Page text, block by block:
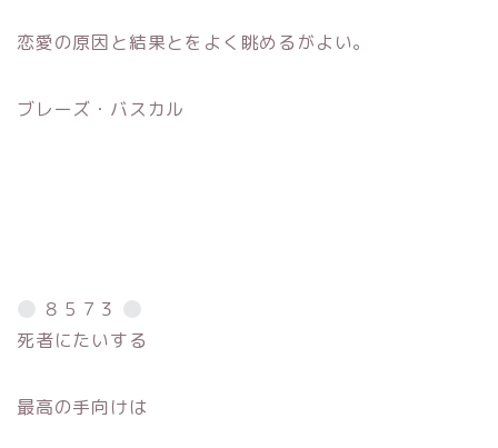
恋愛の原因と結果とをよく眺めるがよい。
ブレーズ・バスカル
８５７３
死者にたいする
最高の手向けは